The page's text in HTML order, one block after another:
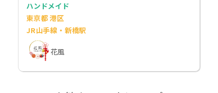
ハンドメイド
東京都 港区
JR山手線・新橋駅
花風